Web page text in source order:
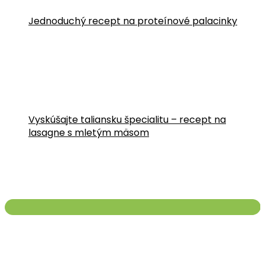
Jednoduchý recept na proteínové palacinky
Vyskúšajte taliansku špecialitu – recept na
lasagne s mletým mäsom